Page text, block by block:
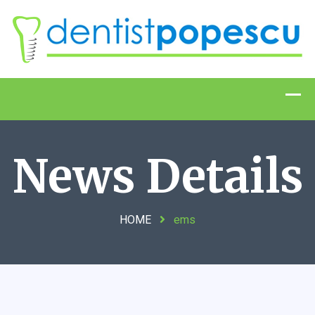
News Details
HOME ems